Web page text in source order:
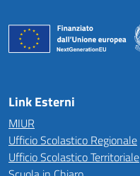
Link Esterni
MIUR
Ufficio Scolastico Regionale
Ufficio Scolastico Territoriale